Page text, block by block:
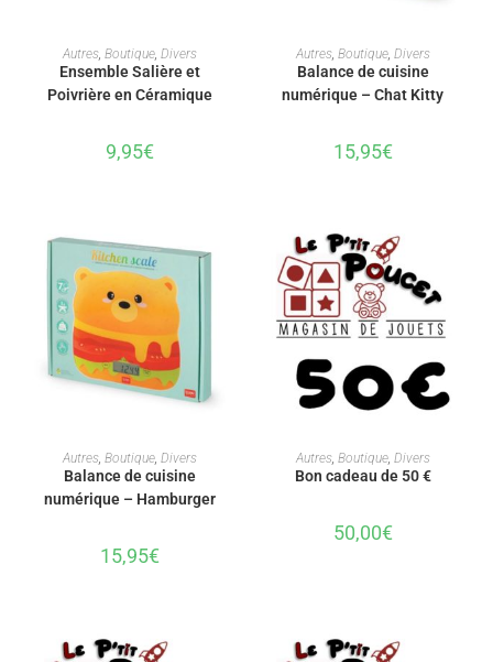
AJOUTER AU PANIER
Autres ,Boutique ,Divers
Ensemble Salière et
Poivrière en Céramique
9,95€
AJOUTER AU PANIER
Autres, Boutique, Divers
Balance de cuisine
numérique – Chat Kitty
15,95€
AJOUTER AU PANIER
Autres,Boutique,Divers
Balance de cuisine
numérique – Hamburger
15,95€
AJOUTER AU PANIER
Autres, Boutique, Divers
Bon cadeau de 50 €
50,00€